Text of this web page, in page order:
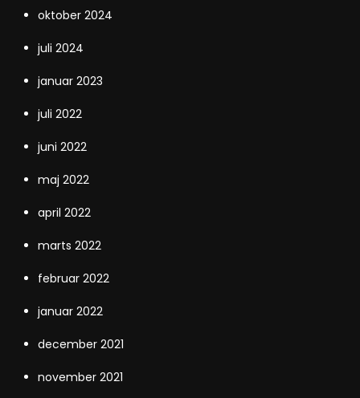
oktober 2024
juli 2024
januar 2023
juli 2022
juni 2022
maj 2022
april 2022
marts 2022
februar 2022
januar 2022
december 2021
november 2021